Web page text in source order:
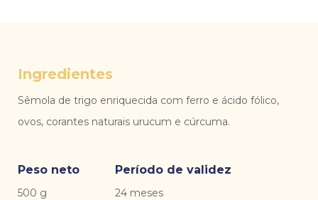
Ingredientes
Sêmola de trigo enriquecida com ferro e ácido fólico,
ovos, corantes naturais urucum e cúrcuma.
Peso neto
500 g
Período de validez
24 meses